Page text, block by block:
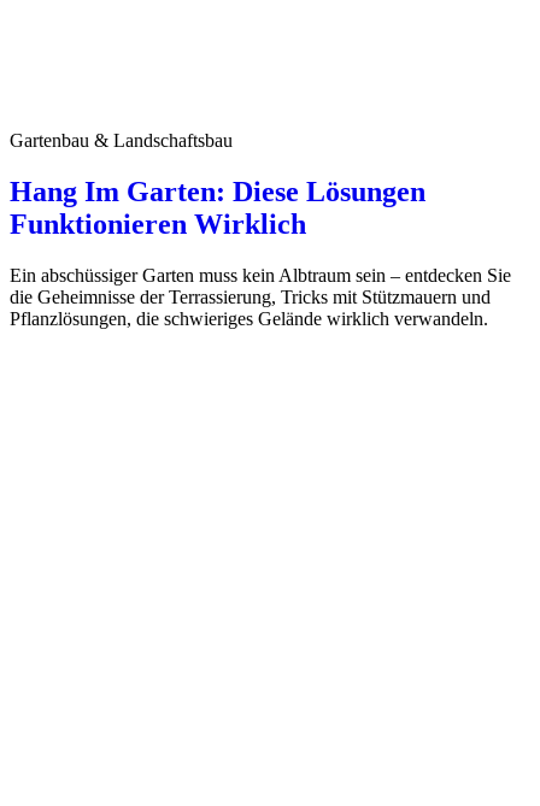
Gartenbau & Landschaftsbau
Hang Im Garten: Diese Lösungen
Funktionieren Wirklich
Ein abschüssiger Garten muss kein Albtraum sein – entdecken Sie
die Geheimnisse der Terrassierung, Tricks mit Stützmauern und
Pflanzlösungen, die schwieriges Gelände wirklich verwandeln.